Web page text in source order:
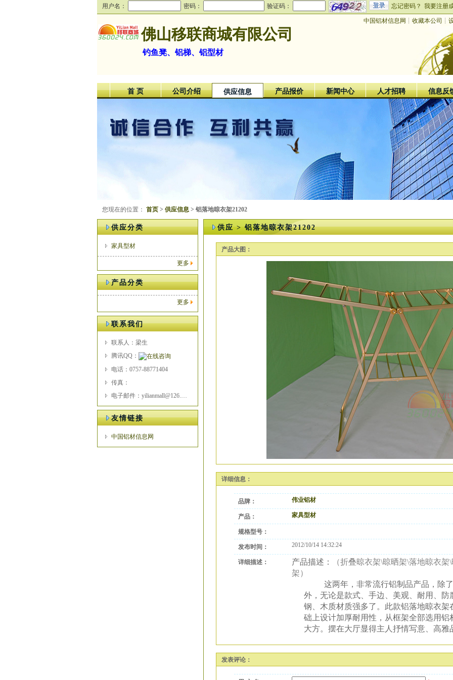
用户名： 密码： 验证码： 忘记密码？ 我要注册
中国铝材信息网 ┊ 收藏本公司 ┊
佛山移联商城有限公司
钓鱼凳、铝梯、铝型材
首 页 公司介绍 供应信息 产品报价 新闻中心 人才招聘 信息反
您现在的位置： 首页 > 供应信息 > 铝落地晾衣架21202
供应分类
家具型材
更多
产品分类
更多
联系我们
联系人：梁生
腾讯QQ：
电话：0757-88771404
传真：
电子邮件：yilianmall@126.com
友情链接
中国铝材信息网
供应 > 铝落地晾衣架21202
产品大图：
详细信息：
品牌： 伟业铝材
产品： 家具型材
规格型号：
发布时间： 2012/10/14 14:32:24
详细描述： 产品描述： （折叠晾衣架\晾晒架\落地晾衣架
架）
这两年，非常流行铝制品产品，除
外，无论是款式、手边、美观、耐用、防
钢、木质材质强多了。此款铝落地晾衣架
础上设计加厚耐用性，从框架全部选用铝
大方。摆在大厅显得主人抒情写意、高雅
发表评论：